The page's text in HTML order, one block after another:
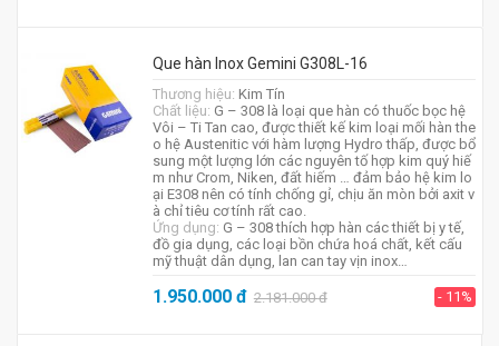
Que hàn Inox Gemini G308L-16
Thương hiệu: Kim Tín
Chất liệu: G – 308 là loại que hàn có thuốc bọc hệ
Vôi – Ti Tan cao, được thiết kế kim loại mối hàn the
o hệ Austenitic với hàm lượng Hydro thấp, được bổ
sung một lượng lớn các nguyên tố hợp kim quý hiế
m như Crom, Niken, đất hiếm … đảm bảo hệ kim lo
ại E308 nên có tính chống gỉ, chịu ăn mòn bởi axit v
à chỉ tiêu cơ tính rất cao.
Ứng dụng: G – 308 thích hợp hàn các thiết bị y tế,
đồ gia dụng, các loại bồn chứa hoá chất, kết cấu
mỹ thuật dân dụng, lan can tay vịn inox…
1.950.000đ 2.181.000đ - 11%